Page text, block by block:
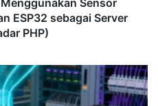
ESP32 sebagai Server
PHP)